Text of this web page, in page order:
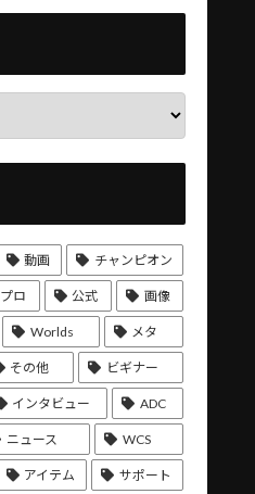
動画 チャンピオン
プロ 公式 画像
Worlds メタ
その他 ビギナー
インタビュー ADC
ニュース WCS
アイテム サポート